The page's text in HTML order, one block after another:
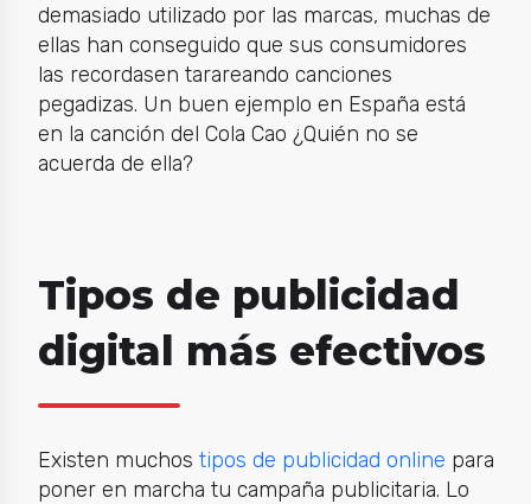
demasiado utilizado por las marcas, muchas de
ellas han conseguido que sus consumidores
las recordasen tarareando canciones
pegadizas. Un buen ejemplo en España está
en la canción del Cola Cao ¿Quién no se
acuerda de ella?
Tipos de publicidad
digital más efectivos
Existen muchos tipos de publicidad online para
poner en marcha tu campaña publicitaria. Lo